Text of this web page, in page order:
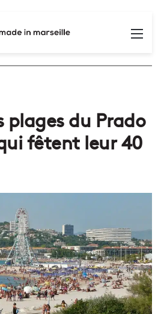
plages du Prado
fêtent leur 40